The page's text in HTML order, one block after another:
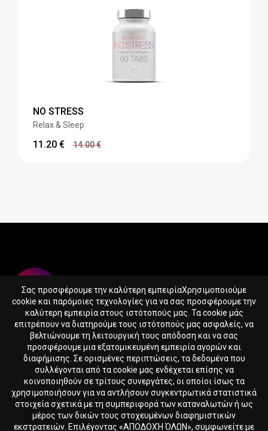
NO STRESS
Relax & Sleep
11.20 € 14.00€
365SUPPS.EU LTD
Reg. nr. HE417388
Skaloupion 16, Peyia, 8575, Cyprus
365SUPPS.EU Αρχική Όροι & Προϋποθέσεις
Σας προσφέρουμε την καλύτερη εμπειρίαΧρησιμοποιούμε
cookie και παρόμοιες τεχνολογίες για να σας προσφέρουμε την
καλύτερη εμπειρία στους ιστότοπούς μας. Τα cookie μάς
επιτρέπουν να διατηρούμε τους ιστότοπούς μας ασφαλείς, να
βελτιώνουμε τη λειτουργική τους απόδοση και να σας
προσφέρουμε μια εξατομικευμένη εμπειρία αγορών και
διαφήμισης. Σε ορισμένες περιπτώσεις, τα δεδομένα που
συλλέγονται από τα cookie μας ενδέχεται επίσης να
κοινοποιηθούν σε τρίτους συνεργάτες, οι οποίοι ίσως τα
χρησιμοποιήσουν για να αντλήσουν συγκεντρωτικά στατιστικά
στοιχεία σχετικά με τη συμπεριφορά των καταναλωτών ή ως
μέρος των δικών τους στοχευμένων διαφημιστικών
εκστρατειών. Επιλέγοντας «ΑΠΟΔΟΧΉ ΌΛΩΝ», συμφωνείτε με